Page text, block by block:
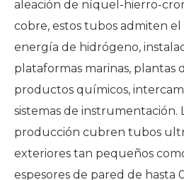
aleación de níquel-hierro-
cobre, estos tubos admiten el
energía de hidrógeno,
plataformas marinas, plantas
productos químicos,
sistemas de instrumentación.
producción cubren tubos
exteriores tan pequeños
espesores de pared de hasta